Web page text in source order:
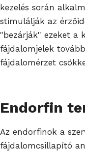
kezelés során
stimulálják az
"bezárják" ezeket a
fájdalomjelek
fájdalomérzet
Endorfin
Az endorfinok a
fájdalomcsillapító